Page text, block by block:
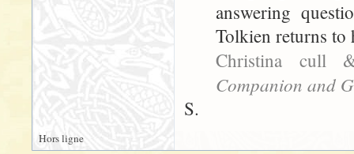
answering
Tolkien returns to
Christina cull
Companion and
S.
Hors ligne